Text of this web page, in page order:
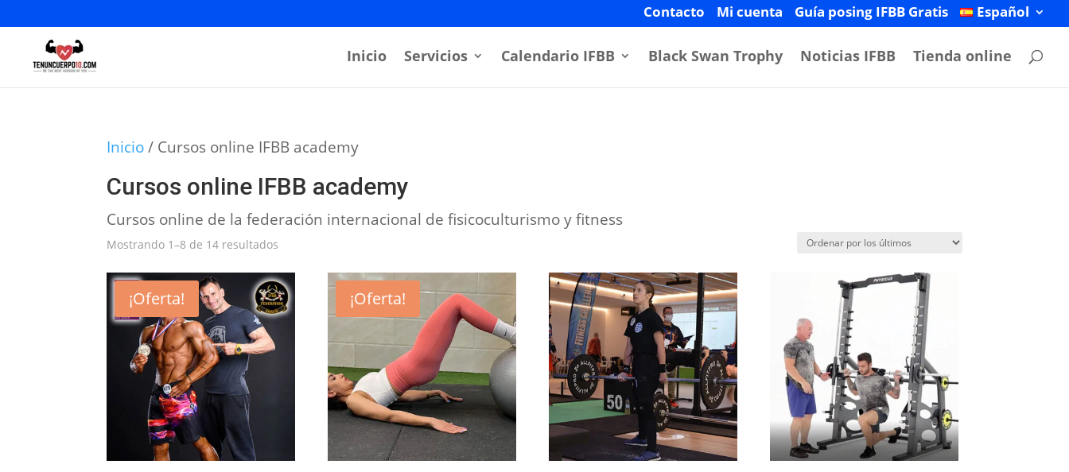
Contacto Mi cuenta Guía posing IFBB Gratis Español
Inicio Servicios Calendario IFBB Black Swan Trophy Noticias IFBB Tienda online
Inicio/ Cursos online IFBB academy
Cursos online IFBB academy
Cursos online de la federación internacional de fisicoculturismo y fitness
Mostrando 1–8 de 14 resultados
por
los
últimos
¡Oferta! ¡Oferta!